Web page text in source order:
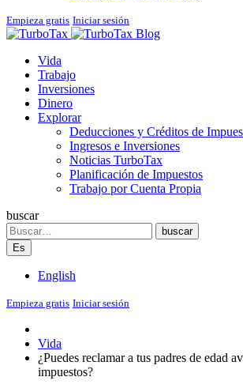
Empieza gratis Iniciar sesión
Blog
Vida
Trabajo
Inversiones
Dinero
Explorar
Deducciones y Créditos de
Ingresos e Inversiones
Noticias TurboTax
Planificación de Impuestos
Trabajo por Cuenta Propia
buscar
Search
buscar
Es
English
Empieza gratis Iniciar sesión
Vida
¿Puedes reclamar a tus padres de edad
impuestos?